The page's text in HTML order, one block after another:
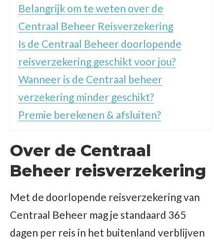
Belangrijk om te weten over de
Centraal Beheer Reisverzekering
Is de Centraal Beheer doorlopende
reisverzekering geschikt voor jou?
Wanneer is de Centraal beheer
verzekering minder geschikt?
Premie berekenen & afsluiten?
Over de Centraal
Beheer reisverzekering
Met de doorlopende reisverzekering van
Centraal Beheer mag je standaard 365
dagen per reis in het buitenland verblijven